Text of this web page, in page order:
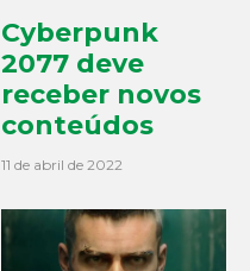
Cyberpunk
2077 deve
receber novos
conteúdos
11 de abril de 2022